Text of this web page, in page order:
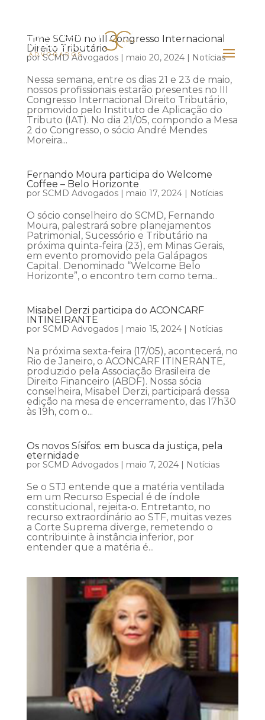
Time SCMD no III Congresso Internacional
Direito Tributário
porSCMD Advogados| maio 20, 2024| Notícias
Nessa semana, entre os dias 21 e 23 de maio,
nossos profissionais estarão presentes no III
Congresso Internacional Direito Tributário,
promovido pelo Instituto de Aplicação do
Tributo (IAT). No dia 21/05, compondo a Mesa
2 do Congresso, o sócio André Mendes
Moreira...
Fernando Moura participa do Welcome
Coffee – Belo Horizonte
por SCMD Advogados| maio 17, 2024| Notícias
O sócio conselheiro do SCMD, Fernando
Moura, palestrará sobre planejamentos
Patrimonial, Sucessório e Tributário na
próxima quinta-feira (23), em Minas Gerais,
em evento promovido pela Galápagos
Capital. Denominado “Welcome Belo
Horizonte”, o encontro tem como tema...
Misabel Derzi participa do ACONCARF
INTINEIRANTE
por SCMD Advogados| maio 15, 2024| Notícias
Na próxima sexta-feira (17/05), acontecerá, no
Rio de Janeiro, o ACONCARF ITINERANTE,
produzido pela Associação Brasileira de
Direito Financeiro (ABDF). Nossa sócia
conselheira, Misabel Derzi, participará dessa
edição na mesa de encerramento, das 17h30
às 19h, com o...
Os novos Sísifos: em busca da justiça, pela
eternidade
por SCMD Advogados| maio 7, 2024| Notícias
Se o STJ entende que a matéria ventilada
em um Recurso Especial é de índole
constitucional, rejeita-o. Entretanto, no
recurso extraordinário ao STF, muitas vezes
a Corte Suprema diverge, remetendo o
contribuinte à instância inferior, por
entender que a matéria é...